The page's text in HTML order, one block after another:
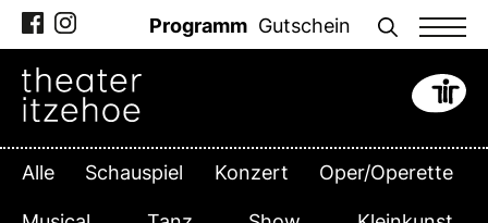
Zum
Inhalt
springen
Programm Gutschein
Alle Schauspiel Konzert Oper/Operette